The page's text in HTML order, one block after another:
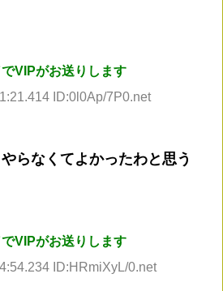
VIPがお送りします
ID:0l0Ap/7P0.net
らなくてよかったわと思う
VIPがお送りします
ID:HRmiXyL/0.net